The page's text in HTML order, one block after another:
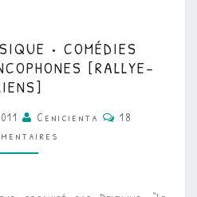
3
•
MUSIQUE
•
COMÉDIES
• COMÉDIES
[RALLYE-
Cenicienta Commentaires
18